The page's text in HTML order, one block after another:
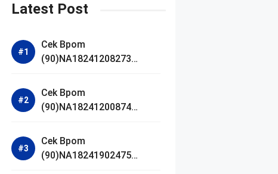
Latest Post
Cek Bpom
(90)NA18241208273
Bright Radiance Face
Wash
Cek Bpom
(90)NA18241200874
Acne Calm Micellar Water
Cek Bpom
(90)NA18241902475